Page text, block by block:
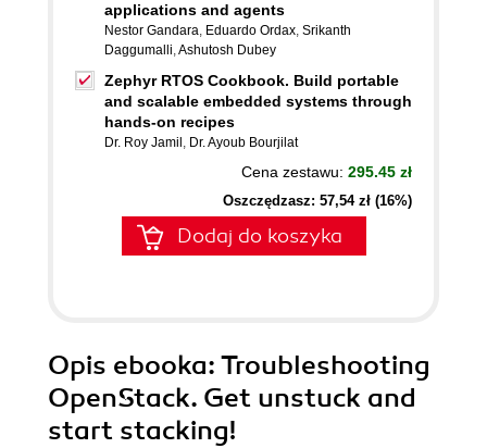
applications and agents
Nestor Gandara, Eduardo Ordax, Srikanth
Daggumalli,Ashutosh Dubey
Zephyr RTOS Cookbook. Build portable
and scalable embedded systems through
hands-on recipes
Dr. Roy Jamil , Dr. Ayoub Bourjilat
Cena zestawu: 295.45 zł
Oszczędzasz: 57,54 zł (16%)
Dodaj do koszyka
Opis ebooka: Troubleshooting
OpenStack. Get unstuck and
start stacking!